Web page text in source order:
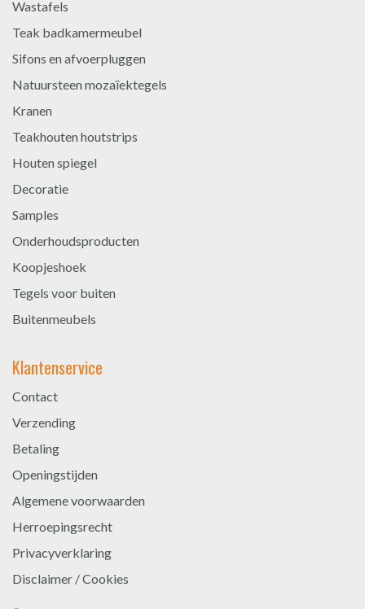
Wastafels
Teak badkamermeubel
Sifons en afvoerpluggen
Natuursteen mozaïektegels
Kranen
Teakhouten houtstrips
Houten spiegel
Decoratie
Samples
Onderhoudsproducten
Koopjeshoek
Tegels voor buiten
Buitenmeubels
Klantenservice
Contact
Verzending
Betaling
Openingstijden
Algemene voorwaarden
Herroepingsrecht
Privacyverklaring
Disclaimer / Cookies